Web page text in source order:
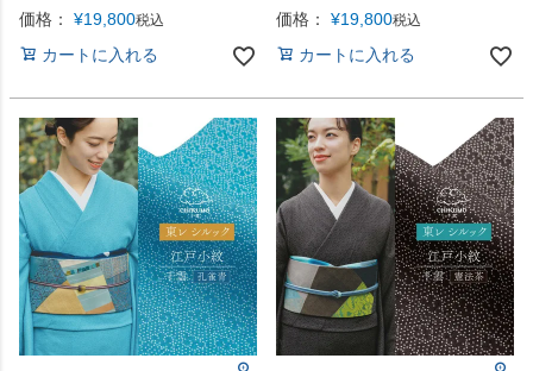
価格：
¥19,800税込
カートに入れる
価格：
¥19,800税込
カートに入れる